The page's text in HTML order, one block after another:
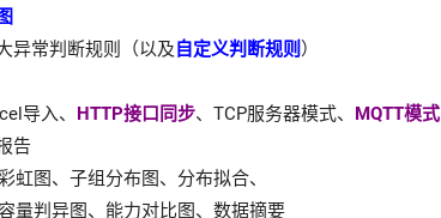
异常判断规则（以及自定义判断规则 ）
导入、 HTTP接口同步、TCP服务器模式、 MQTT模式
告
虹图、子组分布图、分布拟合、
量判异图、能力对比图、数据摘要